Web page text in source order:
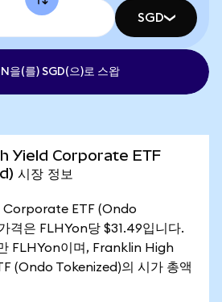
SGD
을(를) SGD(으)로 스왑
Yield Corporate ETF
시장 정보
Corporate ETF (Ondo
격은 FLHYon당 $31.49입니다.
FLHYon이며, Franklin High
(Ondo Tokenized)의 시가 총액